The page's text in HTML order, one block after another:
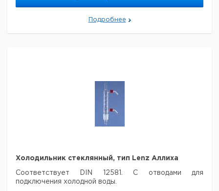
29/32
29/32 5 40 250 1
9012517
40 400
Подробнее
Холодильник стеклянный, тип Lenz Аллиха
Соответствует DIN 12581. С отводами для
подключения холодной воды.